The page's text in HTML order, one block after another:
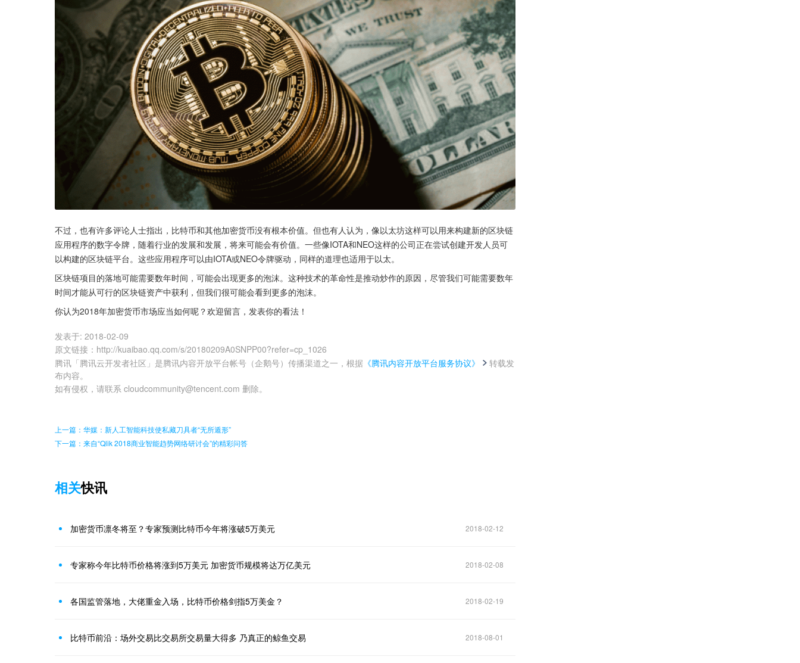
不过，也有许多评论人士指出，比特币和其他加密货币没有根本价值。但也有人认为，像以太坊这样可以用来构建新的区块链
应用程序的数字令牌，随着行业的发展和发展，将来可能会有价值。一些像IOTA和NEO这样的公司正在尝试创建开发人员可
以构建的区块链平台。这些应用程序可以由IOTA或NEO令牌驱动，同样的道理也适用于以太。
区块链项目的落地可能需要数年时间，可能会出现更多的泡沫。这种技术的革命性是推动炒作的原因，尽管我们可能需要数年
时间才能从可行的区块链资产中获利，但我们很可能会看到更多的泡沫。
你认为2018年加密货币市场应当如何呢？欢迎留言，发表你的看法！
发表于: 2018-02-09
原文链接 ： http://kuaibao.qq.com/s/20180209A0SNPP00?refer=cp_1026
腾讯「腾讯云开发者社区」是腾讯内容开放平台帐号（企鹅号）传播渠道之一，根据 《腾讯内容开放平台服务协议》
转载发
布内容。
如有侵权，请联系 cloudcommunity@tencent.com 删除。
上一篇：华媒：新人工智能科技使私藏刀具者“无所遁形”
下一篇：来自“Qlik 2018商业智能趋势网络研讨会”的精彩问答
相关快讯
加密货币凛冬将至？专家预测比特币今年将涨破5万美元 2018-02-12
专家称今年比特币价格将涨到5万美元 加密货币规模将达万亿美元 2018-02-08
各国监管落地，大佬重金入场，比特币价格剑指5万美金？ 2018-02-19
比特币前沿：场外交易比交易所交易量大得多 乃真正的鲸鱼交易 2018-08-01